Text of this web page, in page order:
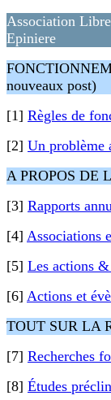
Association
Epiniere
nouveaux post)
[1] Règles de
[2] Un problème
A PROPOS DE
[3] Rapports
[4] Associations
[5] Les actions
[6] Actions et
TOUT SUR LA
[7] Recherches
[8] Études